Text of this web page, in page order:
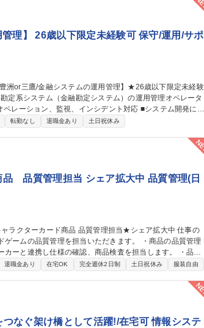
理】 26歳以下限定未経験可 保守/運用/サポ
の魅力】 ITILに基づいた大規模金融システムの運用業務
転勤なし 退職金あり 土日祝休み
品 品質管理担当 シェア拡大中 品質管理(日
質管理を担当いただきます。 ・商品の品質管理
ーと連携し仕様の確認、商品検査を担当します。 ・品質
退職金あり 在宅OK 完全週休2日制 土日祝休み 服装自由
なぐ架け橋として活躍!/在宅可 情報システ